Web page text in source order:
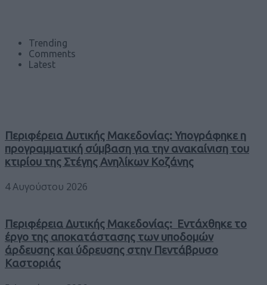
Trending
Comments
Latest
Περιφέρεια Δυτικής Μακεδονίας: Υπογράφηκε η
προγραμματική σύμβαση για την ανακαίνιση του
κτιρίου της Στέγης Ανηλίκων Κοζάνης
4 Αυγούστου 2026
Περιφέρεια Δυτικής Μακεδονίας: Εντάχθηκε το
έργο της αποκατάστασης των υποδομών
άρδευσης και ύδρευσης στην Πεντάβρυσο
Καστοριάς